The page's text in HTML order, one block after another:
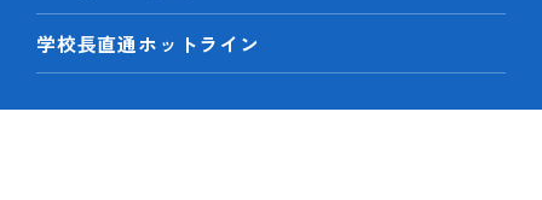
学校長直通ホットライン